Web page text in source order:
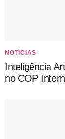
NOTÍCIAS
Inteligência
no COP